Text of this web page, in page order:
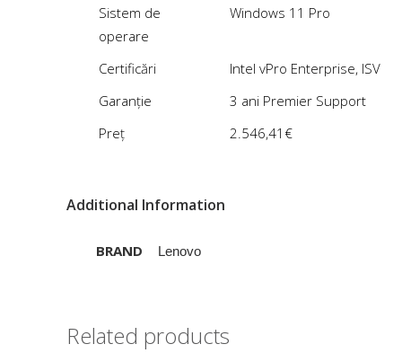
Sistem de
operare
Windows 11 Pro
Certificări
Intel vPro Enterprise, ISV
Garanție
3 ani Premier Support
Preț
2.546,41€
Additional Information
BRAND Lenovo
Related products